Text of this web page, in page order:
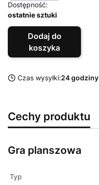
Dostępność:
ostatnie sztuki
Dodaj do
koszyka
Czas wysyłki:24 godziny
Cechy produktu
Gra planszowa
Typ